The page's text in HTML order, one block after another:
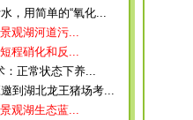
，用简单的“氧化...
观湖河道污...
程硝化和反...
：正常状态下养...
到湖北龙王猪场考...
观湖生态蓝...